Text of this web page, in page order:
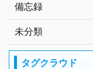
備忘録
未分類
タグクラウド